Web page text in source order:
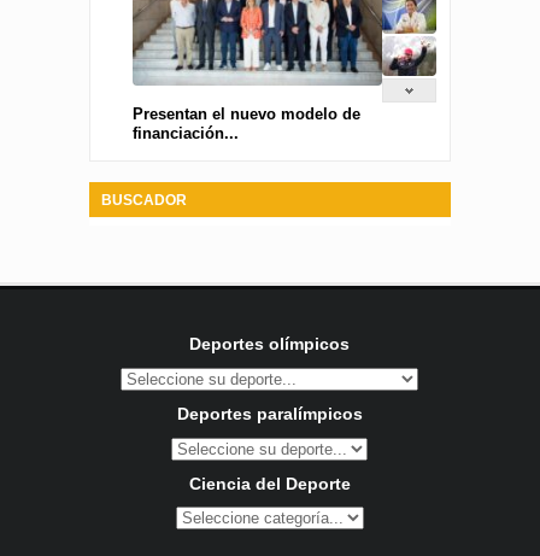
Presentan el nuevo modelo de
financiación...
BUSCADOR
Deportes olímpicos
Deportes paralímpicos
Ciencia del Deporte